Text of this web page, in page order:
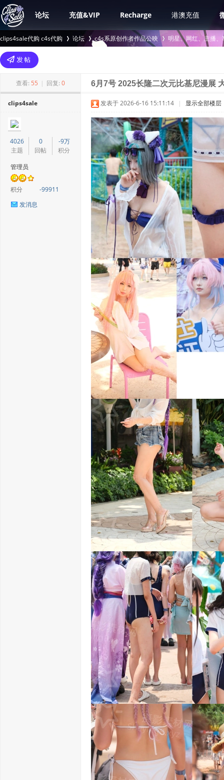
论坛 充值&VIP Recharge 港澳充值
clips4sale代购 c4s代购
>
论坛 c4s系原创作者作品公映
›
明星、网红、主播
查看: 55 | 回复: 0 6月7号 2025长隆二次元比基尼漫展
clips4sale
4026
主题
0
回帖
-9万
积分
管理员
积分
-99911
发消息
发表于 2026-6-16 15:11:14 | 显示全部楼层